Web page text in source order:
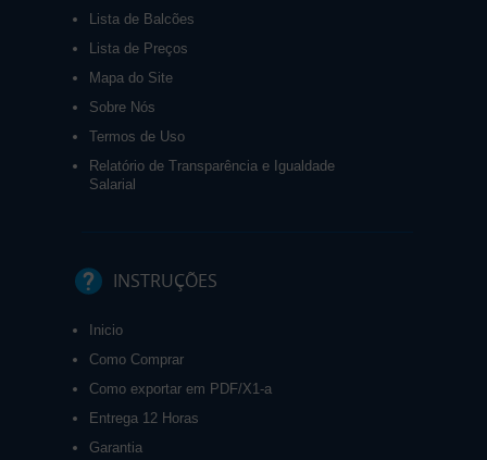
Lista de Balcões
Lista de Preços
Mapa do Site
Sobre Nós
Termos de Uso
Relatório de Transparência e Igualdade
Salarial
INSTRUÇÕES
Inicio
Como Comprar
Como exportar em PDF/X1-a
Entrega 12 Horas
Garantia